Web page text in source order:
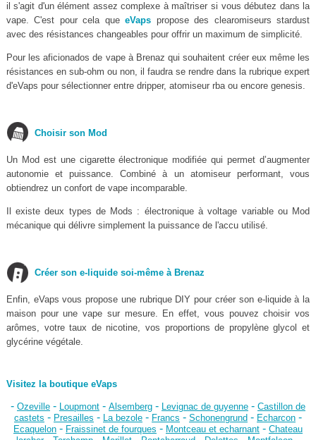
il s'agit d'un élément assez complexe à maîtriser si vous débutez dans la
vape. C'est pour cela queeVaps propose des clearomiseurs stardust
avec des résistances changeables pour offrir un maximum de simplicité.
Pour les aficionados de vape à Brenaz qui souhaitent créer eux même les
résistances en sub-ohm ou non, il faudra se rendre dans la rubrique expert
d'eVaps pour sélectionner entre dripper, atomiseur rba ou encore genesis.
Choisir son Mod
Un Mod est une cigarette électronique modifiée qui permet d’augmenter
autonomie et puissance. Combiné à un atomiseur performant, vous
obtiendrez un confort de vape incomparable.
Il existe deux types de Mods : électronique à voltage variable ou Mod
mécanique qui délivre simplement la puissance de l'accu utilisé.
Créer son e-liquide soi-même à Brenaz
Enfin, eVaps vous propose une rubrique DIY pour créer son e-liquide à la
maison pour une vape sur mesure. En effet, vous pouvez choisir vos
arômes, votre taux de nicotine, vos proportions de propylène glycol et
glycérine végétale.
Visitez la boutique eVaps
- Ozeville- Loupmont- Alsemberg- Levignac de guyenne- Castillon de
castets - Presailles - La bezole- Francs - Schonengrund- Echarcon-
Ecaquelon- Fraissinet de fourques - Montceau et echarnant- Chateau